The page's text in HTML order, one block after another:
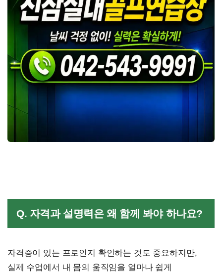
Q. 자격과 설명력은 왜 함께 봐야 하나요?
자격증이 있는 프로인지 확인하는 것도 중요하지만,
실제 수업에서 내 몸의 움직임을 얼마나 쉽게